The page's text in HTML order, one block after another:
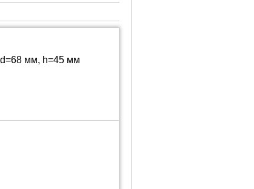
d=68 мм, h=45 мм